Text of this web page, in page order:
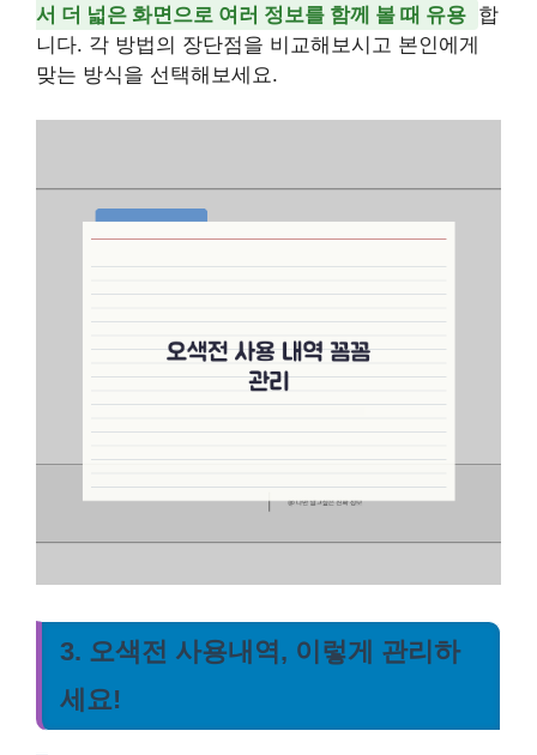
서 더 넓은 화면으로 여러 정보를 함께 볼 때 유용 합
니다. 각 방법의 장단점을 비교해보시고 본인에게
맞는 방식을 선택해보세요.
3. 오색전 사용내역, 이렇게 관리하
세요!